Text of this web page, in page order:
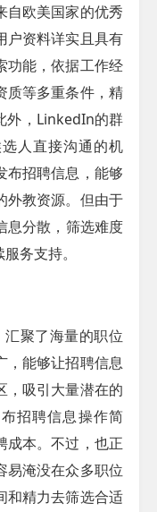
自欧美国家的优秀
户资料详实且具有
功能，依据工作经
质等多重条件，精
外，LinkedIn的群
人直接沟通的机
布招聘信息，能够
外教资源。但由于
息分散，筛选难度
务支持。
聚了海量的职位
，能够让招聘信息
，吸引大量潜在的
招聘信息操作简
成本。不过，也正
易淹没在众多职位
和精力去筛选合适